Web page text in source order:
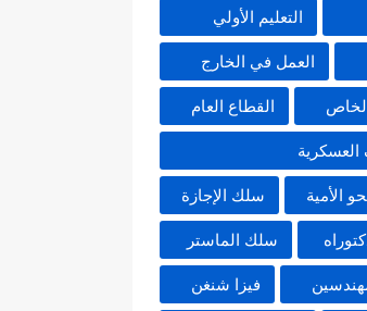
التعليم الأولي
العمل في الخارج
القطاع العام
العسكرية
الأمية سلك الإجازة
سلك الماستر
فيزا شنغن